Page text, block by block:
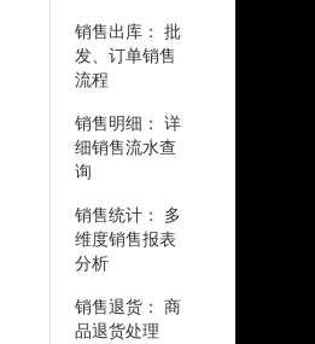
销售出库：​​ 批
发、订单销售
流程
销售明细：​​ 详
细销售流水查
询
销售统计：​​ 多
维度销售报表
分析
销售退货：​​ 商
品退货处理